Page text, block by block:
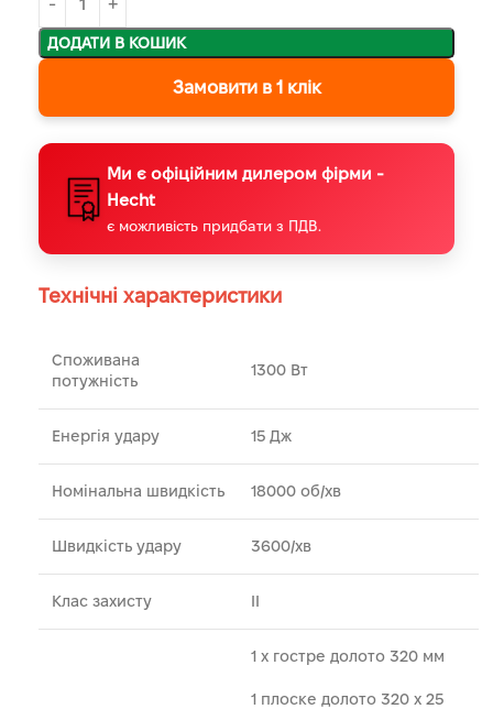
ДОДАТИ В КОШИК
Замовити в 1 клік
Ми є офіційним дилером фірми -
Hecht
є можливість придбати з ПДВ.
Технічні характеристики
Споживана
потужність
1300 Вт
Енергія удару 15 Дж
Номінальна швидкість 18000 об/хв
Швидкість удару 3600/хв
Клас захисту II
1 x гостре долото 320 мм
1 плоске долото 320 х 25